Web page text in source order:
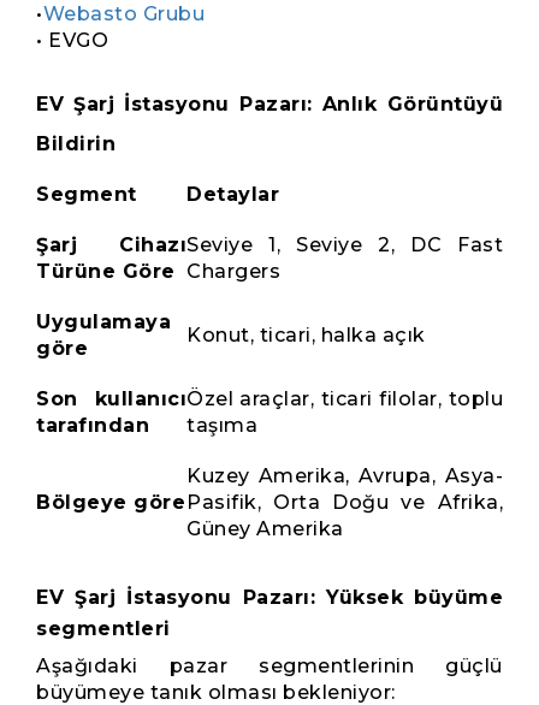
•Webasto Grubu
• EVGO
EV Şarj İstasyonu Pazarı: Anlık Görüntüyü
Bildirin
Segment Detaylar
Şarj Cihazı
Türüne Göre
Seviye 1, Seviye 2, DC Fast
Chargers
Uygulamaya
göre
Konut, ticari, halka açık
Son kullanıcı
tarafından
Özel araçlar, ticari filolar, toplu
taşıma
Bölgeye göre
Kuzey Amerika, Avrupa, Asya-
Pasifik, Orta Doğu ve Afrika,
Güney Amerika
EV Şarj İstasyonu Pazarı: Yüksek büyüme
segmentleri
Aşağıdaki pazar segmentlerinin güçlü
büyümeye tanık olması bekleniyor: